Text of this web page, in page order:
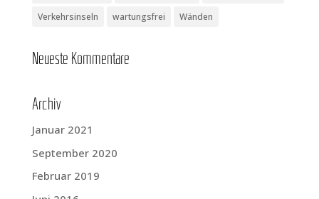
Verkehrsinseln
wartungsfrei Wänden
Neu­es­te Kommentare
Archiv
Januar 2021
September 2020
Februar 2019